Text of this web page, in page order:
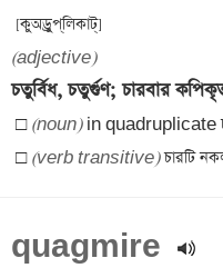
(adjective)
চতুর্বিধ, চতুর্গুণ; চারবার
□ (noun)
□ (verb transitive)
quagmire